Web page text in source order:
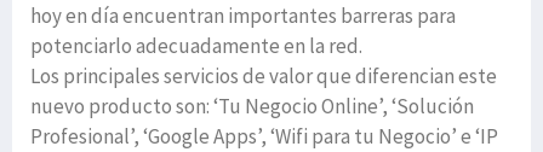
hoy en día encuentran importantes barreras para
potenciarlo adecuadamente en la red.
Los principales servicios de valor que diferencian este
nuevo producto son: ‘Tu Negocio Online’, ‘Solución
Profesional’, ‘Google Apps’, ‘Wifi para tu Negocio’ e ‘IP